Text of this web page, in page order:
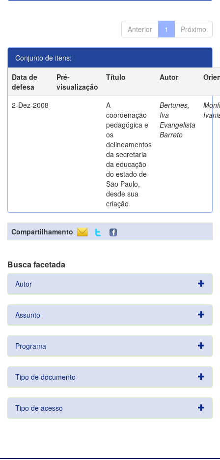
Anterior 1 Próximo
Conjunto de itens:
Data de
defesa
Pré-
visualização
Título Autor
2-Dez-2008
A
coordenação
pedagógica e
os
delineamentos
da secretaria
da educação
do estado de
São Paulo,
desde sua
criação
Bertunes,
Iva
Evangelista
Barreto
Compartilhamento
Busca facetada
Autor
Assunto
Programa
Tipo de documento
Tipo de acesso